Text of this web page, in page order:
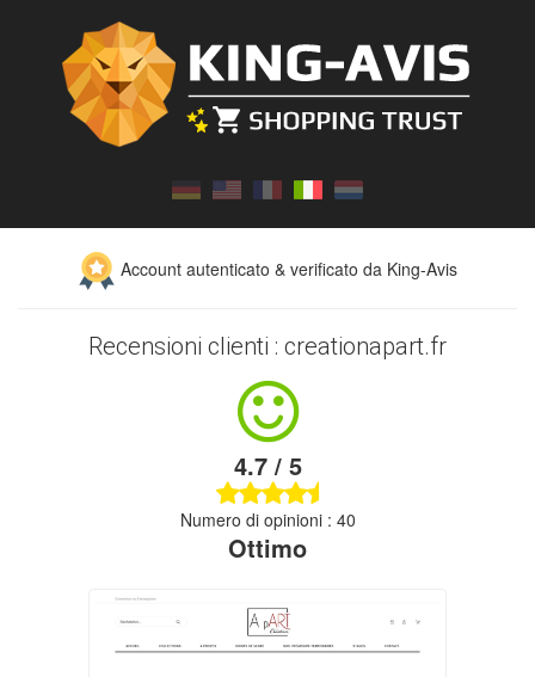
Account autenticato & verificato da King-Avis
Recensioni clienti : creationapart.fr
4.7 / 5
Numero di opinioni : 40
Ottimo